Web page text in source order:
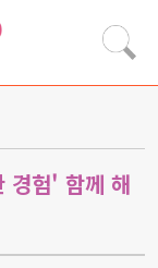
경험' 함께 해